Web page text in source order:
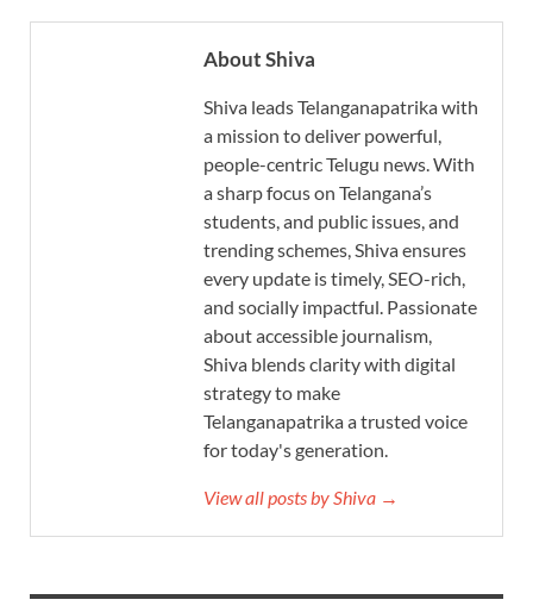
About Shiva
Shiva leads Telanganapatrika with
a mission to deliver powerful,
people-centric Telugu news. With
a sharp focus on Telangana’s
students, and public issues, and
trending schemes, Shiva ensures
every update is timely, SEO-rich,
and socially impactful. Passionate
about accessible journalism,
Shiva blends clarity with digital
strategy to make
Telanganapatrika a trusted voice
for today's generation.
View all posts by Shiva →